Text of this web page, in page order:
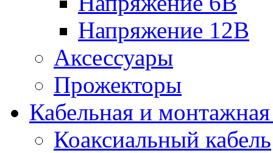
Напряжение 12В
Аксессуары
Прожекторы
Кабельная и
Коаксиальный кабель